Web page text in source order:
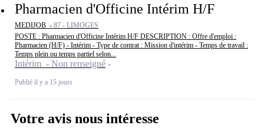
Pharmacien d'Officine Intérim H/F
MEDIJOB - 87 - LIMOGES
POSTE : Pharmacien d'Officine Intérim H/F DESCRIPTION : Offre d'emploi :
Pharmacien (H/F) - Intérim - Type de contrat : Mission d'intérim - Temps de travail :
Temps plein ou temps partiel selon...
Intérim - Non renseigné
Publié il y a 15 jours
Votre avis nous intéresse